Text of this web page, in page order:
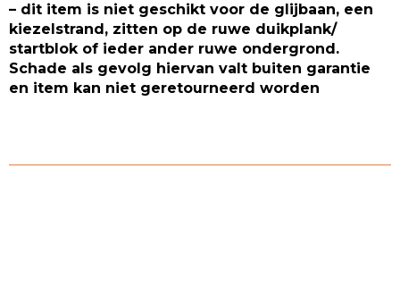
– dit item is niet geschikt voor de glijbaan, een
kiezelstrand, zitten op de ruwe duikplank/
startblok of ieder ander ruwe ondergrond.
Schade als gevolg hiervan valt buiten garantie
en item kan niet geretourneerd worden